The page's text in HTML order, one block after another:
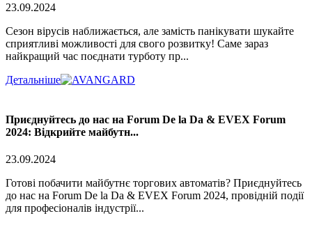
23.09.2024
Сезон вірусів наближається, але замість панікувати шукайте
сприятливі можливості для свого розвитку! Саме зараз
найкращий час поєднати турботу пр...
Детальніше
Приєднуйтесь до нас на Forum De la Da & EVEX Forum
2024: Відкрийте майбутн...
23.09.2024
Готові побачити майбутнє торгових автоматів? Приєднуйтесь
до нас на Forum De la Da & EVEX Forum 2024, провідній події
для професіоналів індустрії...